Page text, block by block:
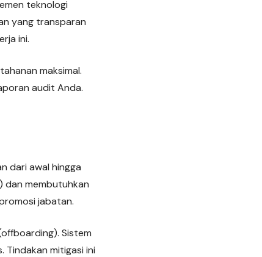
teknologi
yang transparan
ini.
maksimal.
audit Anda.
dari awal hingga
dan membutuhkan
jabatan.
Sistem
mitigasi ini